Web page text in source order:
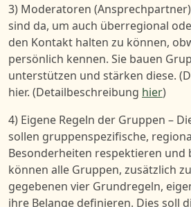
3) Moderatoren
sind da, um auch überregional
den Kontakt halten zu können,
persönlich kennen. Sie bauen
unterstützen und stärken diese.
hier. (Detailbeschreibung hier)
4) Eigene Regeln der Gruppen – D
sollen gruppenspezifische,
Besonderheiten respektieren und
können alle Gruppen, zusätzlich
gegebenen vier Grundregeln,
ihre Belange definieren. Dies soll